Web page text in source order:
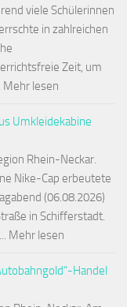
viele Schülerinnen
in zahlreichen
Zeit, um
Mehr lesen
Umkleidekabine
Rhein-Neckar.
Nike-Cap erbeutete
(06.08.2026)
in Schifferstadt.
Mehr lesen
Handel